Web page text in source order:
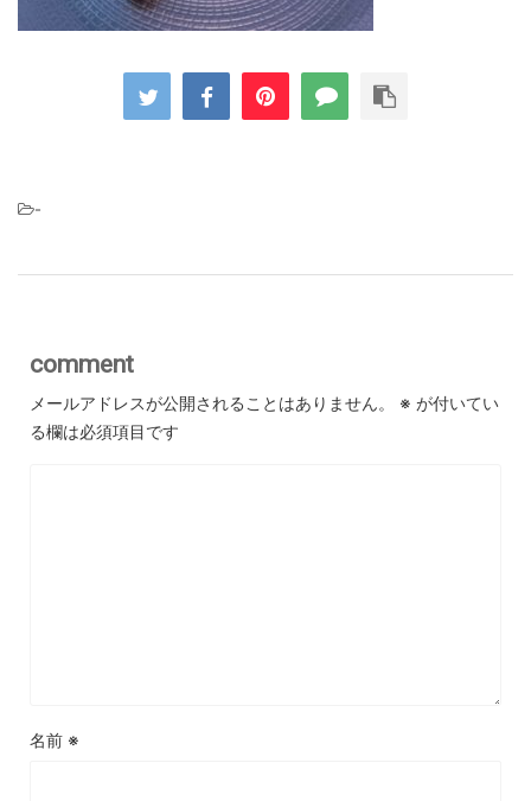
-
comment
メールアドレスが公開されることはありません。 ※ が付いてい
る欄は必須項目です
名前 ※